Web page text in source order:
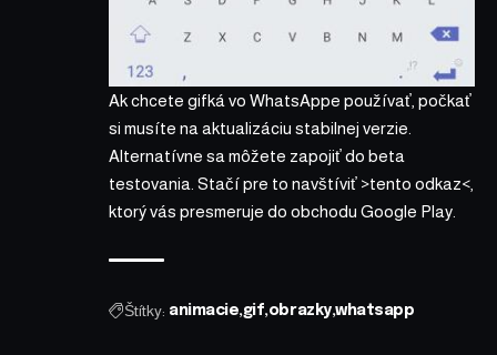
Ak chcete gifká vo WhatsAppe používať, počkať
si musíte na aktualizáciu stabilnej verzie.
Alternatívne sa môžete zapojiť do beta
testovania. Stačí pre to navštíviť >tento odkaz<
ktorý vás presmeruje do obchodu Google Play.
Štítky: animacie gif obrazky whatsapp